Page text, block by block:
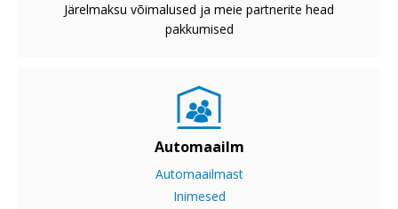
Järelmaksu võimalused ja meie partnerite head
pakkumised
Automaailm
Automaailmast
Inimesed